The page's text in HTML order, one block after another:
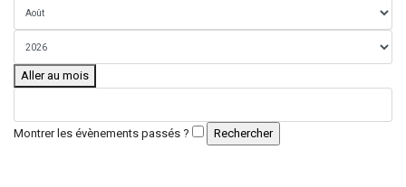
Aller au mois
Montrer les évènements passés ?